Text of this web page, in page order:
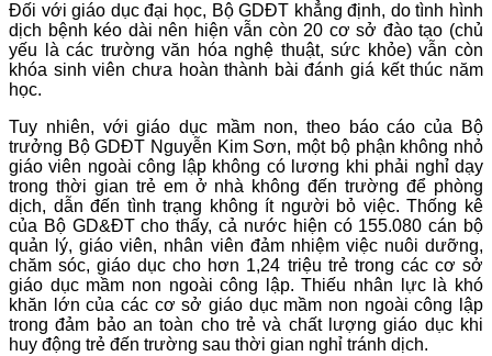
Đối với giáo dục đại học, Bộ GDĐT khẳng định, do tình hình
dịch bệnh kéo dài nên hiện vẫn còn 20 cơ sở đào tạo (chủ
yếu là các trường văn hóa nghệ thuật, sức khỏe) vẫn còn
khóa sinh viên chưa hoàn thành bài đánh giá kết thúc năm
học.
Tuy nhiên, với giáo dục mầm non, theo báo cáo của Bộ
trưởng Bộ GDĐT Nguyễn Kim Sơn, một bộ phận không nhỏ
giáo viên ngoài công lập không có lương khi phải nghỉ dạy
trong thời gian trẻ em ở nhà không đến trường để phòng
dịch, dẫn đến tình trạng không ít người bỏ việc. Thống kê
của Bộ GD&ĐT cho thấy, cả nước hiện có 155.080 cán bộ
quản lý, giáo viên, nhân viên đảm nhiệm việc nuôi dưỡng,
chăm sóc, giáo dục cho hơn 1,24 triệu trẻ trong các cơ sở
giáo dục mầm non ngoài công lập. Thiếu nhân lực là khó
khăn lớn của các cơ sở giáo dục mầm non ngoài công lập
trong đảm bảo an toàn cho trẻ và chất lượng giáo dục khi
huy động trẻ đến trường sau thời gian nghỉ tránh dịch.